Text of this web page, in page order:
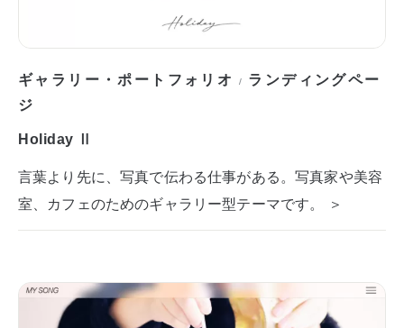
ギャラリー・ポートフォリオ / ランディングペー
ジ
Holiday Ⅱ
言葉より先に、写真で伝わる仕事がある。写真家や美容
室、カフェのためのギャラリー型テーマです。 ＞